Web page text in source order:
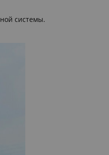
системы.